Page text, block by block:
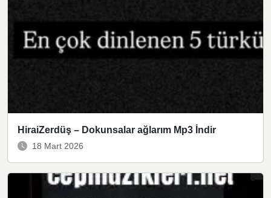
HiraiZerdüş – Dokunsalar ağlarım Mp3 İndir
18 Mart 2026